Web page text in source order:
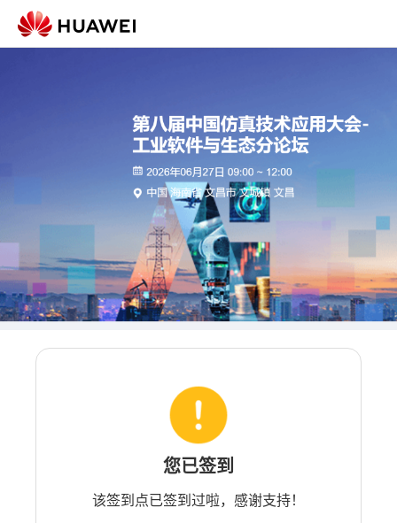
您已签到
该签到点已签到过啦，感谢支持！